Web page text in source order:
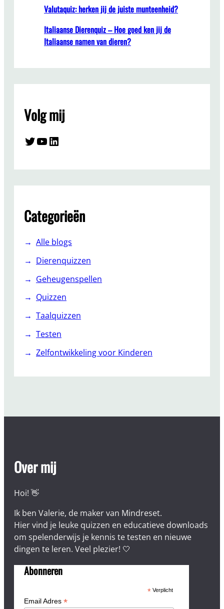
Valutaquiz: herken jij de juiste munteenheid?
Italiaanse Dierenquiz – Hoe goed ken jij de
Italiaanse namen van dieren?
Volg mij
Twitter YouTube LinkedIn
Categorieën
Alle blogs
Dierenquizzen
Geheugenspellen
Quizzen
Taalquizzen
Testen
Zelfontwikkeling voor Kinderen
Over mij
Hoi! 👋
Ik ben Valerie, de maker van Mindreset.
Hier vind je leuke quizzen en educatieve downloads
om spelenderwijs je kennis te testen en nieuwe
dingen te leren. Veel plezier! 🤍
Abonneren
*Verplicht
Email Adres *